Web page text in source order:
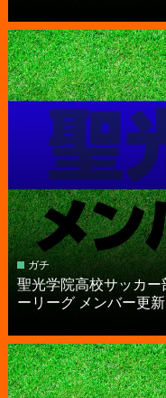
ガチ
聖光学院高校サッカ
ーリーグ メンバー更新